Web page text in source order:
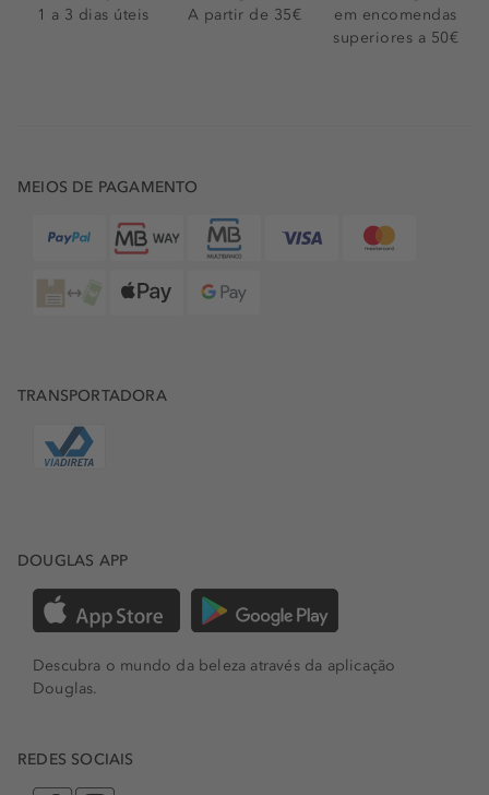
1 a 3 dias úteis
A partir de 35€
em encomendas
superiores a 50€
MEIOS DE PAGAMENTO
TRANSPORTADORA
DOUGLAS APP
Descubra o mundo da beleza através da aplicação
Douglas.
REDES SOCIAIS